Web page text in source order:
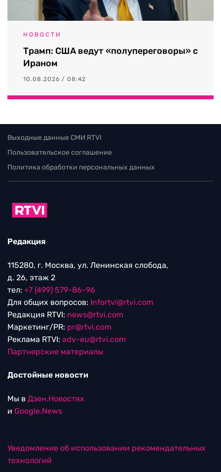
НОВОСТИ
Трамп: США ведут «полупереговоры» с
Ираном
10.08.2026 / 08:42
Выходные данные СМИ RTVI
Пользовательское соглашение
Политика обработки персональных данных
Редакция
115280, г. Москва, ул. Ленинская слобода,
д. 26, этаж 2
тел: +7 (499) 579-86-96
Для общих вопросов: Infortvi@rtvi.com
Редакция RTVI: news@rtvi.com
Маркетинг/PR: pr@rtvi.com
Реклама RTVI: adv-eu@rtvi.com
Партнерские материалы
Достойные новости
Мы в Дзен.Новостях
и Google.News
Уведомление об использовании рекомендательных
технологий